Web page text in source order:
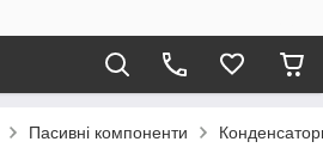
Пасивні компоненти